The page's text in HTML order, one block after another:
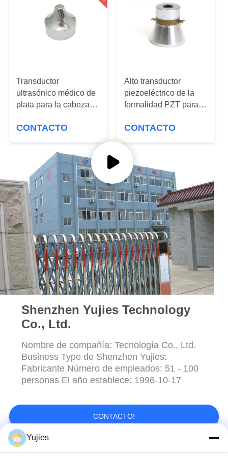
CONTROL
ÉNTRENOS
EN
PIDA
UNA
CITA
MAPA
DEL
SITIO
PRIVACY
POLICY
Transductor
ultrasónico médico de
plata para la cabeza
la belleza 1Mhz
CONTACTO
Alto transductor
piezoeléctrico de la
formalidad PZT para la
limpieza ultrasónica
CONTACTO
Shenzhen Yujies Technology
Co., Ltd.
Nombre de compañía: Tecnología Co., Ltd.
Business Type de Shenzhen Yujies:
Fabricante Número de empleados: 51 - 100
personas El año establece: 1996-10-17
CONTACTO!
Yujies